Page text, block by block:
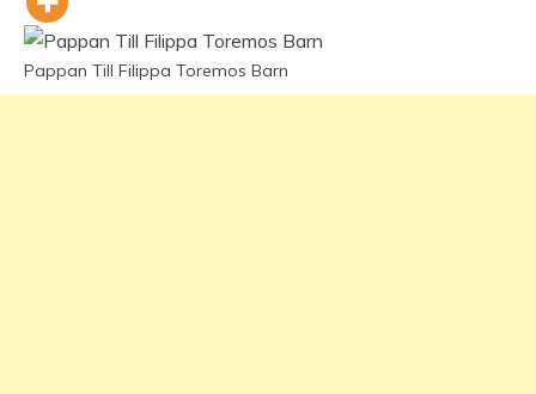
Pappan Till Filippa Toremos Barn